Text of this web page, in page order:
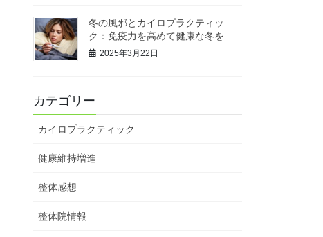
冬の風邪とカイロプラクティッ
ク：免疫力を高めて健康な冬を
2025年3月22日
カテゴリー
カイロプラクティック
健康維持増進
整体感想
整体院情報